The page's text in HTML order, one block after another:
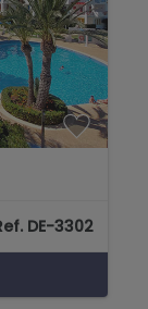
DE-3302